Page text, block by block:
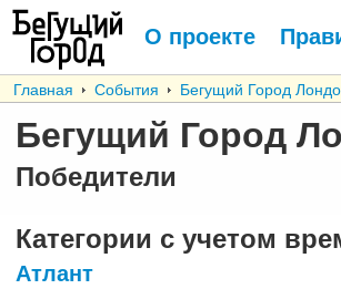
О проекте
Главная События Бегущий Город
Бегущий Город
Победители
Категории с учетом
Атлант